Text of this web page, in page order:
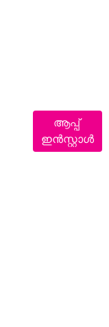
ആപ്പ്
ഇൻസ്റ്റാൾ